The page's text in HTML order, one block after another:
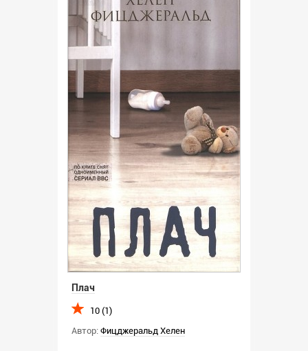
Плач
10 (1)
Автор: Фицджеральд Хелен